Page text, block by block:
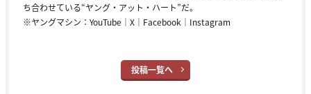
ち合わせている“ヤング・アット・ハート”だ。
※ヤングマシン： YouTube ｜ X ｜ Facebook ｜ Instagram
投稿一覧へ